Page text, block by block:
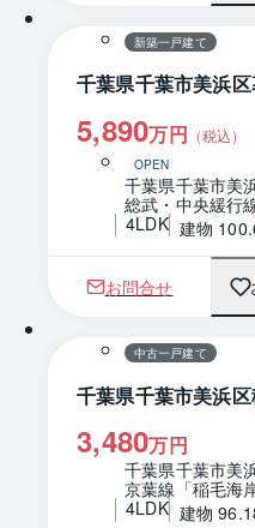
新築一戸建て
千葉県千葉市美浜
5,890万円 （税込）
OPEN
千葉県千葉市美
総武・中央緩行
4LDK 建物
お問合せ
中古一戸建て
千葉県千葉市美浜
3,480万円
千葉県千葉市美
京葉線「稲毛海
4LDK 建物